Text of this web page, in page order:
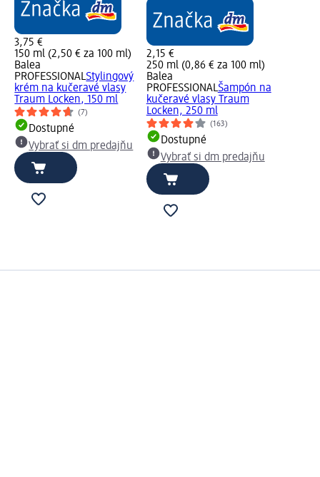
3,75 €
150 ml (2,50 € za 100 ml)
Balea
PROFESSIONALStylingový
krém na kučeravé vlasy
Traum Locken, 150 ml
(7)
Dostupné
Vybrať si dm predajňu
2,15 €
250 ml (0,86 € za 100 ml)
Balea
PROFESSIONALŠampón na
kučeravé vlasy Traum
Locken, 250 ml
(163)
Dostupné
Vybrať si dm predajňu